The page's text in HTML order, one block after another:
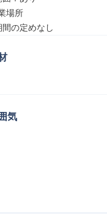
場所
の定めなし
気